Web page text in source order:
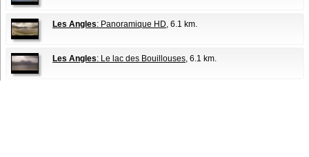
Les Angles: Panoramique HD, 6.1 km.
Les Angles: Le lac des Bouillouses, 6.1 km.